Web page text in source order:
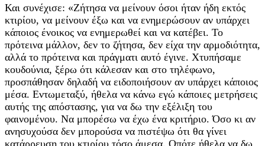
Και συνέχισε: «Ζήτησα να μείνουν όσοι ήταν ήδη εκτός
κτιρίου, να μείνουν έξω και να ενημερώσουν αν υπάρχει
κάποιος ένοικος να ενημερωθεί και να κατέβει. Το
πρότεινα μάλλον, δεν το ζήτησα, δεν είχα την αρμοδιότητα,
αλλά το πρότεινα και πράγματι αυτό έγινε. Χτυπήσαμε
κουδούνια, ξέρω ότι κάλεσαν και στο τηλέφωνο,
προσπάθησαν δηλαδή να ειδοποιήσουν αν υπάρχει κάποιος
μέσα. Εντωμεταξύ, ήθελα να κάνω εγώ κάποιες μετρήσεις
αυτής της απόστασης, για να δω την εξέλιξη του
φαινομένου. Να μπορέσω να έχω ένα κριτήριο. Όσο κι αν
ανησυχούσα δεν μπορούσα να πιστέψω ότι θα γίνει
κατάρρευση του κτιρίου τόσο άμεσα. Οπότε ήθελα να δω